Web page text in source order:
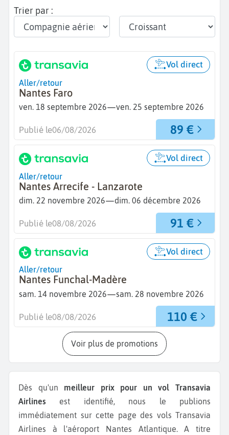
Trier par :
Aller/retour
Nantes Faro
ven. 18 septembre 2026—ven. 25 septembre 2026
Vol direct
89 €
Publié le06/08/2026
Aller/retour
Nantes Arrecife - Lanzarote
dim. 22 novembre 2026—dim. 06 décembre 2026
Vol direct
91 €
Publié le08/08/2026
Aller/retour
Nantes Funchal-Madère
sam. 14 novembre 2026—sam. 28 novembre 2026
Vol direct
110 €
Publié le08/08/2026
Voir plus de promotions
Dès qu'un meilleur prix pour un vol Transavia
Airlines est identifié, nous le publions
immédiatement sur cette page des vols Transavia
Airlines à l'aéroport Nantes Atlantique.A titre